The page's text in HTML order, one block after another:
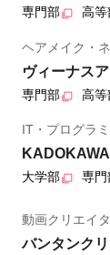
専門部 高等
ヘアメイク・
ヴィーナス
専門部 高等
IT・プログラ
大学部 専門
動画クリエイ
バンタンク